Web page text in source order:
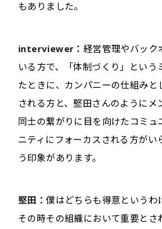
もありました。
interviewer： 経営管理やバック
いる方で、「体制づくり」とい
たときに、カンパニーの仕組みと
される方と、堅田さんのようにメ
同士の繋がりに目を向けたコミュ
ニティにフォーカスされる方がい
う印象があります。
堅田：僕はどちらも得意というわ
その時その組織において重要とさ